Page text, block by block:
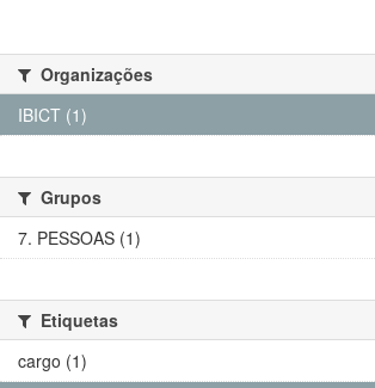
Organizações
IBICT (1)
Grupos
7. PESSOAS (1)
Etiquetas
cargo (1)